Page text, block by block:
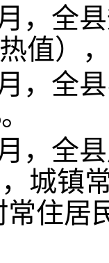
，全
值）
，全
，全
城镇
住居